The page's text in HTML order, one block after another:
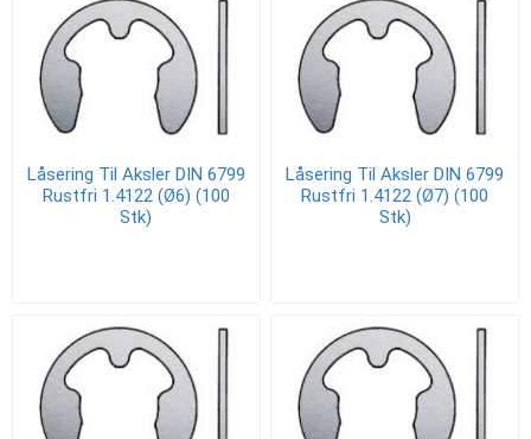
Låsering Til Aksler DIN 6799
Rustfri 1.4122 (Ø6) (100
Stk)
Låsering Til Aksler DIN 6799
Rustfri 1.4122 (Ø7) (100
Stk)